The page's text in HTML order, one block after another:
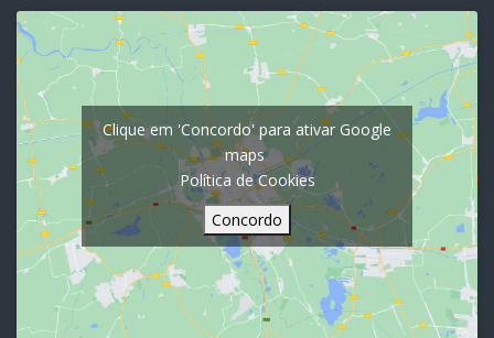
Clique em 'Concordo' para ativar Google
maps
Política de Cookies
Concordo